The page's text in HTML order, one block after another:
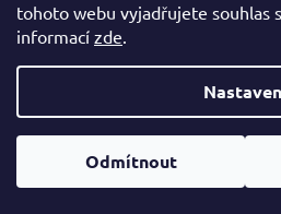
tohoto webu vyjadřujete souhlas
informací zde.
Odmítnout
Vytvořil
Copyright 2026
vyhrazena.Upravit